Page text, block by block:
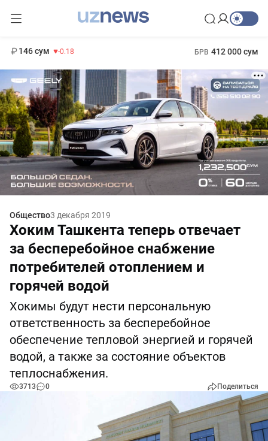
146 сум -0.18 БРВ 412 000 сум
Общество3 декабря 2019
Хоким Ташкента теперь отвечает
за бесперебойное снабжение
потребителей отоплением и
горячей водой
Хокимы будут нести персональную
ответственность за бесперебойное
обеспечение тепловой энергией и горячей
водой, а также за состояние объектов
теплоснабжения.
3713 0 Поделиться